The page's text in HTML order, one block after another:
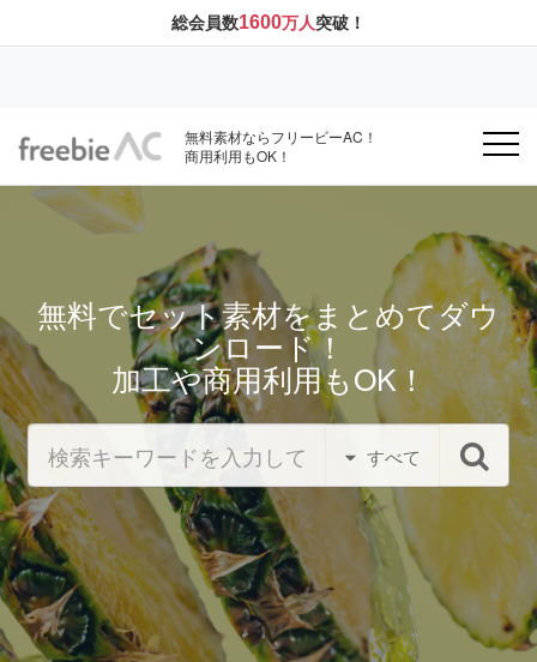
総会員数1600万人突破！
無料素材ならフリービーAC！
商用利用もOK！
無料でセット素材をまとめてダウ
ンロード！
加工や商用利用もOK！
すべて